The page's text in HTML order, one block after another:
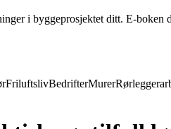
i byggeprosjektet ditt. E-
FriluftslivBedrifterMurer